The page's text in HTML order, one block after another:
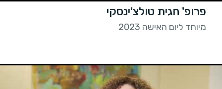
פרופ' חגית טולצ'ינסקי
מיוחד ליום האישה 2023